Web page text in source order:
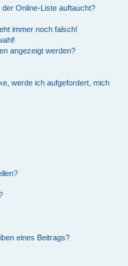
Online-Liste auftaucht?
immer noch falsch!
angezeigt werden?
werde ich aufgefordert, mich
eines Beitrags?